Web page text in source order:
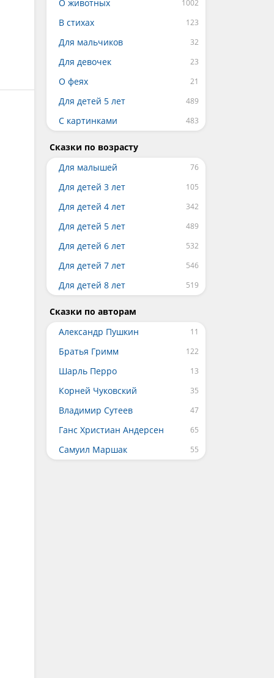
О животных
В стихах
Для мальчиков
Для девочек
О феях
Для детей 5 лет
С картинками
Сказки по возрасту
Для малышей
Для детей 3 лет
Для детей 4 лет
Для детей 5 лет
Для детей 6 лет
Для детей 7 лет
Для детей 8 лет
Сказки по авторам
Александр Пушкин
Братья Гримм
Шарль Перро
Корней Чуковский
Владимир Сутеев
Ганс Христиан Андерсен
Самуил Маршак